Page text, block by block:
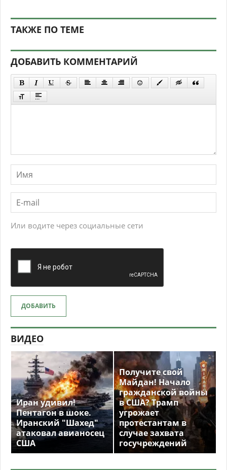
ТАКЖЕ ПО ТЕМЕ
ДОБАВИТЬ КОММЕНТАРИЙ
Или водите через социальные сети
ДОБАВИТЬ
ВИДЕО
Иран удивил!
Пентагон в шоке.
Иранский "Шахед"
атаковал авианосец
США
Получите свой
Майдан! Начало
гражданской войны
в США? Трамп
угрожает
протестантам в
случае захвата
госучреждений